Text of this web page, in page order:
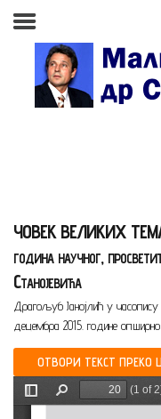
Почетна страна
Изабране студије,
записи
Сећања, људи,
Контакт
ЧОВЕК ВЕЛИКИХ
година научног,
Станојевића
Драгољуб Јанојлић у часопису
децембра 2015. године
ОТВОРИ ТЕКСТ ПРЕКО